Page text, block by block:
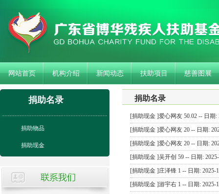
网站首页 机构介绍 新闻动态 扶助项目 慈善图展
捐助名录
捐助物品
捐助现金
捐助名录
[捐助现金 ]爱心网友 50.02 -- 日期:
[捐助现金 ]爱心网友 20 -- 日期:
[捐助现金 ]爱心网友 20 -- 日期:
[捐助现金 ]吴开创 59 -- 日期:
[捐助现金 ]庄泽锋 1 -- 日期: 2025-
[捐助现金 ]游宇右 1 -- 日期: 2025-